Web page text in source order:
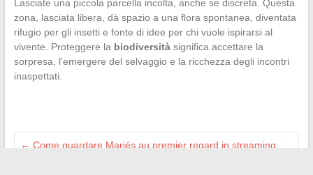
Lasciate una piccola parcella incolta, anche se discreta. Questa
zona, lasciata libera, dà spazio a una flora spontanea, diventata
rifugio per gli insetti e fonte di idee per chi vuole ispirarsi al
vivente. Proteggere la biodiversitàsignifica accettare la
sorpresa, l’emergere del selvaggio e la ricchezza degli incontri
inaspettati.
← Come guardare Mariés au premier regard in streaming